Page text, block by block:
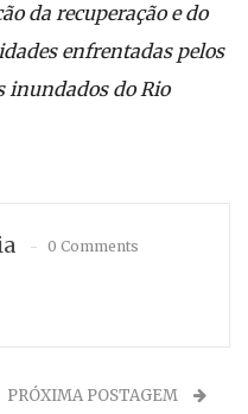
da recuperação e do
enfrentadas pelos
inundados do Rio
0 Comments
PRÓXIMA POSTAGEM